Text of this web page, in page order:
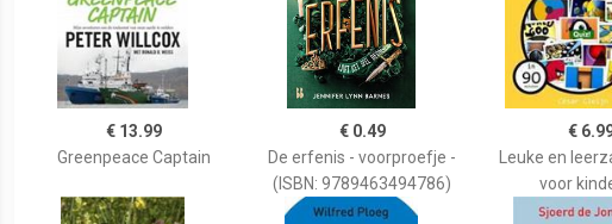
€ 13.99
Greenpeace Captain
€ 0.49
De erfenis - voorproefje -
(ISBN: 9789463494786)
€
Leuke en
voor